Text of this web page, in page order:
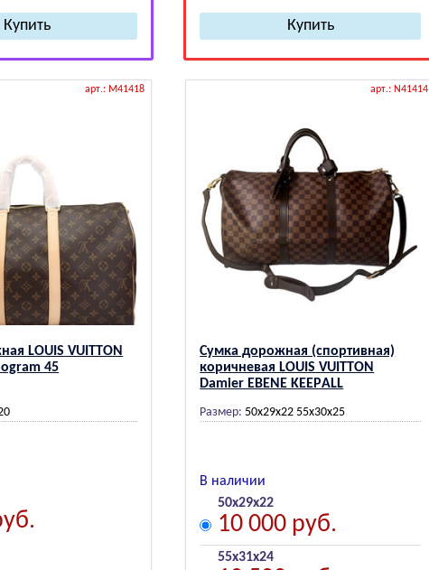
арт.: M41418
LОUIS VUIТТОN
45
арт.: N41414
Сумка дорожная (спортивная)
коричневая LОUIS VUIТТОN
Dаmiеr ЕBЕNЕ KЕЕPАLL
Размер: 50х29х22 55х30х25
В наличии
50х29х22
10 000 руб.
55х31х24